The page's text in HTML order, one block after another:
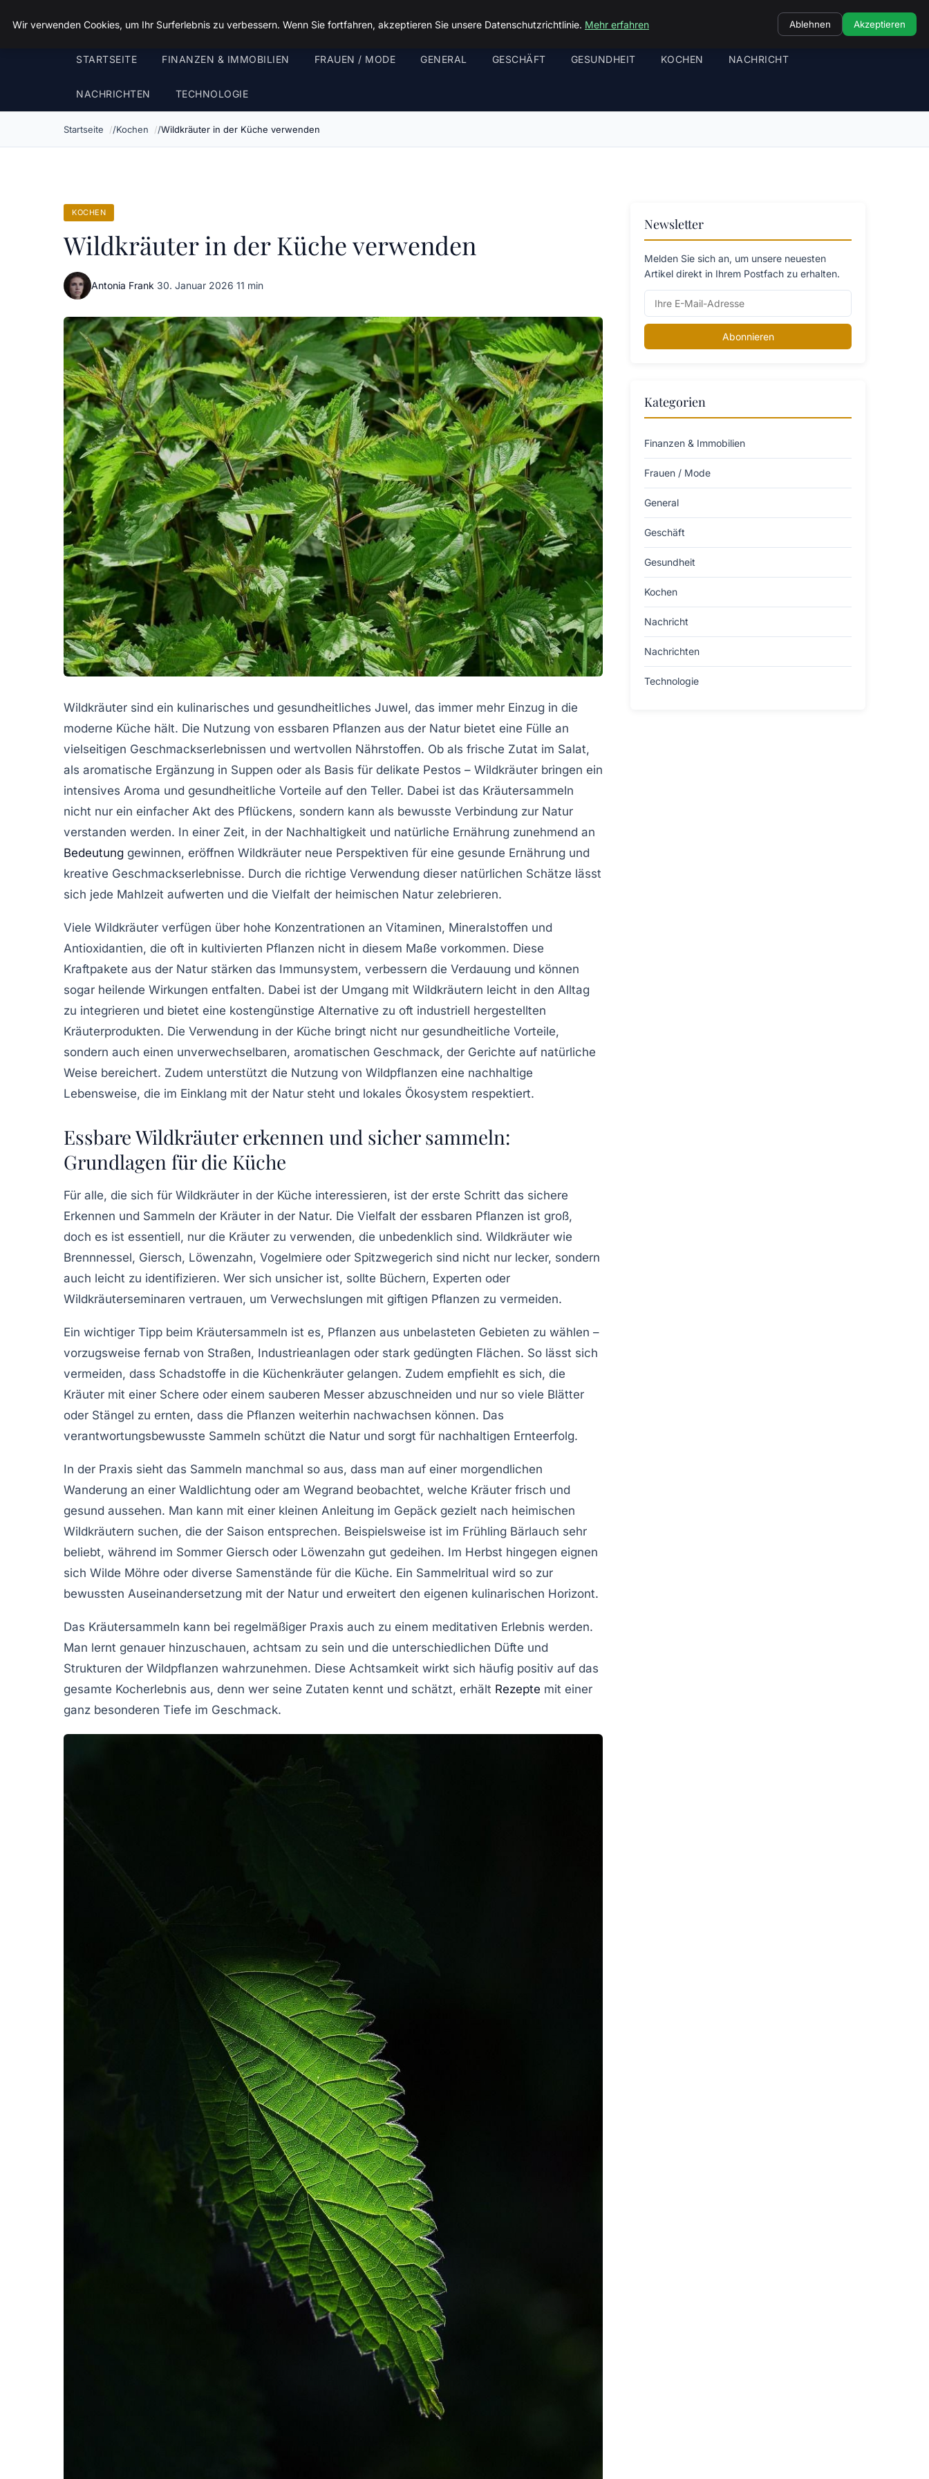
Landkreis Kyffhaeuser
STARTSEITE FINANZEN & IMMOBILIEN FRAUEN / MODE GENERAL GESCHÄFT GESUNDHEIT KOCHEN NACHRICHT
NACHRICHTEN TECHNOLOGIE
Startseite Kochen Wildkräuter in der Küche verwenden
KOCHEN
Wildkräuter in der Küche verwenden
Antonia Frank·30. Januar 2026·11 min
Wildkräuter sind ein kulinarisches und gesundheitliches Juwel, das immer mehr Einzug in die
moderne Küche hält. Die Nutzung von essbaren Pflanzen aus der Natur bietet eine Fülle an
vielseitigen Geschmackserlebnissen und wertvollen Nährstoffen. Ob als frische Zutat im Salat,
als aromatische Ergänzung in Suppen oder als Basis für delikate Pestos – Wildkräuter bringen ein
intensives Aroma und gesundheitliche Vorteile auf den Teller. Dabei ist das Kräutersammeln
nicht nur ein einfacher Akt des Pflückens, sondern kann als bewusste Verbindung zur Natur
verstanden werden. In einer Zeit, in der Nachhaltigkeit und natürliche Ernährung zunehmend an
Bedeutung gewinnen, eröffnen Wildkräuter neue Perspektiven für eine gesunde Ernährung und
kreative Geschmackserlebnisse. Durch die richtige Verwendung dieser natürlichen Schätze lässt
sich jede Mahlzeit aufwerten und die Vielfalt der heimischen Natur zelebrieren.
Viele Wildkräuter verfügen über hohe Konzentrationen an Vitaminen, Mineralstoffen und
Antioxidantien, die oft in kultivierten Pflanzen nicht in diesem Maße vorkommen. Diese
Kraftpakete aus der Natur stärken das Immunsystem, verbessern die Verdauung und können
sogar heilende Wirkungen entfalten. Dabei ist der Umgang mit Wildkräutern leicht in den Alltag
zu integrieren und bietet eine kostengünstige Alternative zu oft industriell hergestellten
Kräuterprodukten. Die Verwendung in der Küche bringt nicht nur gesundheitliche Vorteile,
sondern auch einen unverwechselbaren, aromatischen Geschmack, der Gerichte auf natürliche
Weise bereichert. Zudem unterstützt die Nutzung von Wildpflanzen eine nachhaltige
Lebensweise, die im Einklang mit der Natur steht und lokales Ökosystem respektiert.
Essbare Wildkräuter erkennen und sicher sammeln:
Grundlagen für die Küche
Für alle, die sich für Wildkräuter in der Küche interessieren, ist der erste Schritt das sichere
Erkennen und Sammeln der Kräuter in der Natur. Die Vielfalt der essbaren Pflanzen ist groß,
doch es ist essentiell, nur die Kräuter zu verwenden, die unbedenklich sind. Wildkräuter wie
Brennnessel, Giersch, Löwenzahn, Vogelmiere oder Spitzwegerich sind nicht nur lecker, sondern
auch leicht zu identifizieren. Wer sich unsicher ist, sollte Büchern, Experten oder
Wildkräuterseminaren vertrauen, um Verwechslungen mit giftigen Pflanzen zu vermeiden.
Ein wichtiger Tipp beim Kräutersammeln ist es, Pflanzen aus unbelasteten Gebieten zu wählen –
vorzugsweise fernab von Straßen, Industrieanlagen oder stark gedüngten Flächen. So lässt sich
vermeiden, dass Schadstoffe in die Küchenkräuter gelangen. Zudem empfiehlt es sich, die
Kräuter mit einer Schere oder einem sauberen Messer abzuschneiden und nur so viele Blätter
oder Stängel zu ernten, dass die Pflanzen weiterhin nachwachsen können. Das
verantwortungsbewusste Sammeln schützt die Natur und sorgt für nachhaltigen Ernteerfolg.
In der Praxis sieht das Sammeln manchmal so aus, dass man auf einer morgendlichen
Wanderung an einer Waldlichtung oder am Wegrand beobachtet, welche Kräuter frisch und
gesund aussehen. Man kann mit einer kleinen Anleitung im Gepäck gezielt nach heimischen
Wildkräutern suchen, die der Saison entsprechen. Beispielsweise ist im Frühling Bärlauch sehr
beliebt, während im Sommer Giersch oder Löwenzahn gut gedeihen. Im Herbst hingegen eignen
sich Wilde Möhre oder diverse Samenstände für die Küche. Ein Sammelritual wird so zur
bewussten Auseinandersetzung mit der Natur und erweitert den eigenen kulinarischen Horizont.
Das Kräutersammeln kann bei regelmäßiger Praxis auch zu einem meditativen Erlebnis werden.
Man lernt genauer hinzuschauen, achtsam zu sein und die unterschiedlichen Düfte und
Strukturen der Wildpflanzen wahrzunehmen. Diese Achtsamkeit wirkt sich häufig positiv auf das
gesamte Kocherlebnis aus, denn wer seine Zutaten kennt und schätzt, erhält Rezepte mit einer
ganz besonderen Tiefe im Geschmack.
Newsletter
Melden Sie sich an, um unsere neuesten
Artikel direkt in Ihrem Postfach zu erhalten.
Abonnieren
Kategorien
Finanzen & Immobilien
Frauen / Mode
General
Geschäft
Gesundheit
Kochen
Nachricht
Nachrichten
Technologie
Wir verwenden Cookies, um Ihr Surferlebnis zu verbessern. Wenn Sie fortfahren, akzeptieren Sie unsere Datenschutzrichtlinie. Mehr erfahren Ablehnen Akzeptieren